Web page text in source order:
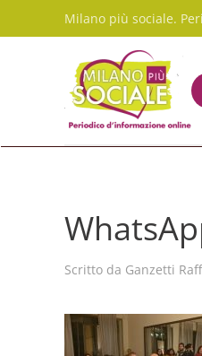
Skip to main content
Milano più sociale.
Scritto da Ganzetti